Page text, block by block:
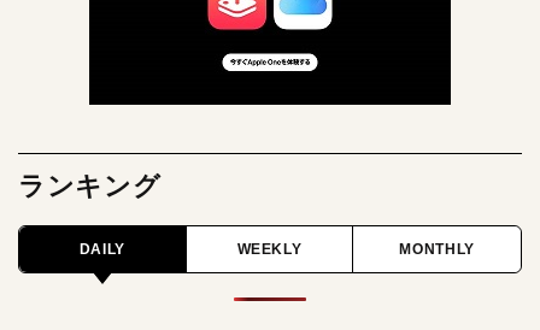
ランキング
DAILY WEEKLY MONTHLY